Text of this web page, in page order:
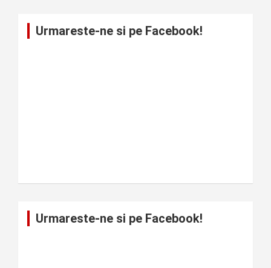
Urmareste-ne si pe Facebook!
Urmareste-ne si pe Facebook!